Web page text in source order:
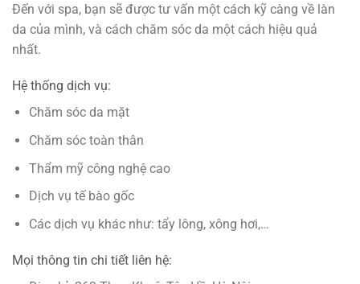
Đến với spa, bạn sẽ được tư vấn một cách kỹ càng về làn
da của mình, và cách chăm sóc da một cách hiệu quả
nhất.
Hệ thống dịch vụ:
Chăm sóc da mặt
Chăm sóc toàn thân
Thẩm mỹ công nghệ cao
Dịch vụ tế bào gốc
Các dịch vụ khác như: tẩy lông, xông hơi,…
Mọi thông tin chi tiết liên hệ: